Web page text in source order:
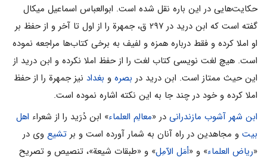
حکایت‌هایی در این باره نقل شده است. ابوالعباس اسماعیل میکال
گفته است که ابن درید در ۲۹۷ ق، جمهرة را از اول تا آخر و از حفظ بر
او املا کرده و فقط درباره همزه و لفیف به برخی کتاب‌ها مراجعه نموده
است. هیچ لغت نویسی کتاب لغت را از حفظ املا نکرده و ابن درید از
این حیث ممتاز است. ابن درید در بصره و بغداد نیز جمهرة را از حفظ
املا کرده و خود در چند جا به این نکته اشاره نموده است.
ابن‌ شهر آشوب‌ مازندرانی‌ در «معالِم‌ العلماء» ابن‌ دُرَید را از شعراء اهل‌
بیت‌ و مجاهدین‌ در راه‌ آنان‌ به‌ شمار آورده‌ است‌ و بر تشیع‌ وی‌ در
«ریاض‌ العلماء» و «أمَل‌ الآمِل‌» و «طبقات‌ شیعة‌»، تنصیص‌ و تصریح‌